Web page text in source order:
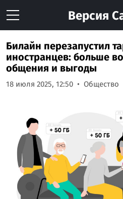
Версия
Билайн перезапустил
иностранцев: больше
общения и выгоды
18 июля 2025, 12:50 Общество